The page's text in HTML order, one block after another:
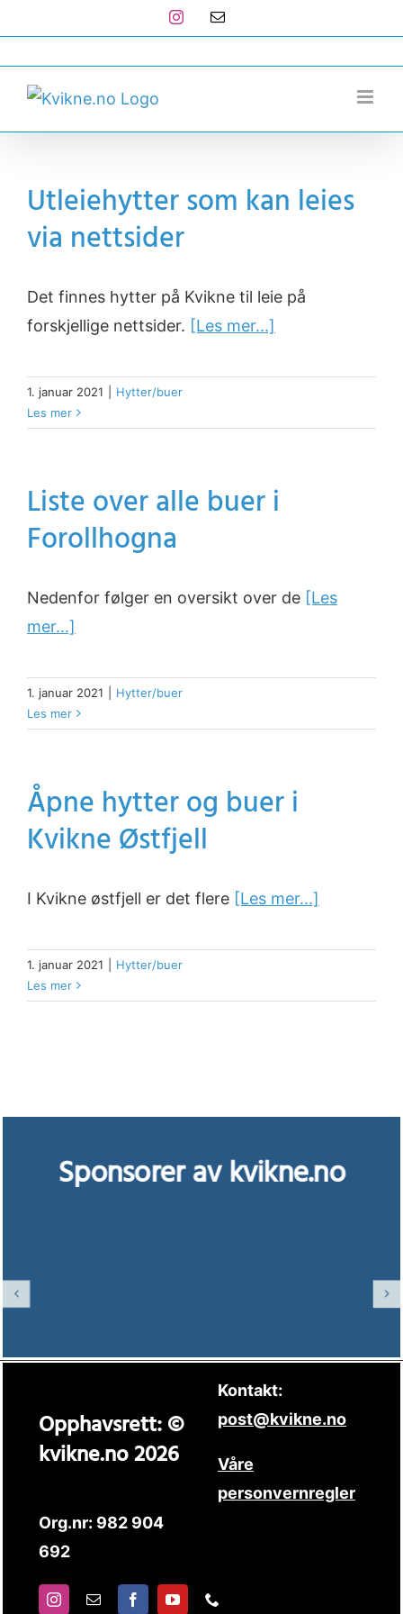
to
content
Instagram
E-
Utleiehytter som kan leies
via nettsider
Det finnes hytter på Kvikne til leie på
forskjellige nettsider. [Les mer...]
1. januar 2021
Hytter/buer
Les mer
Liste over alle buer i
Forollhogna
Nedenfor følger en oversikt over de [Les
mer...]
1. januar 2021
Hytter/buer
Les mer
Åpne hytter og buer i
Kvikne Østfjell
I Kvikne østfjell er det flere [Les mer...]
1. januar 2021
Hytter/buer
Les mer
Sponsorer av kvikne.no
Opphavsrett: ©
kvikne.no 2026
Org.nr: 982 904
692
Kontakt:
post@kvikne.no
Våre
personvernregler